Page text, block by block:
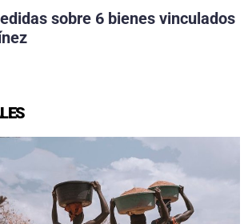
sobre 6 bienes vinculados